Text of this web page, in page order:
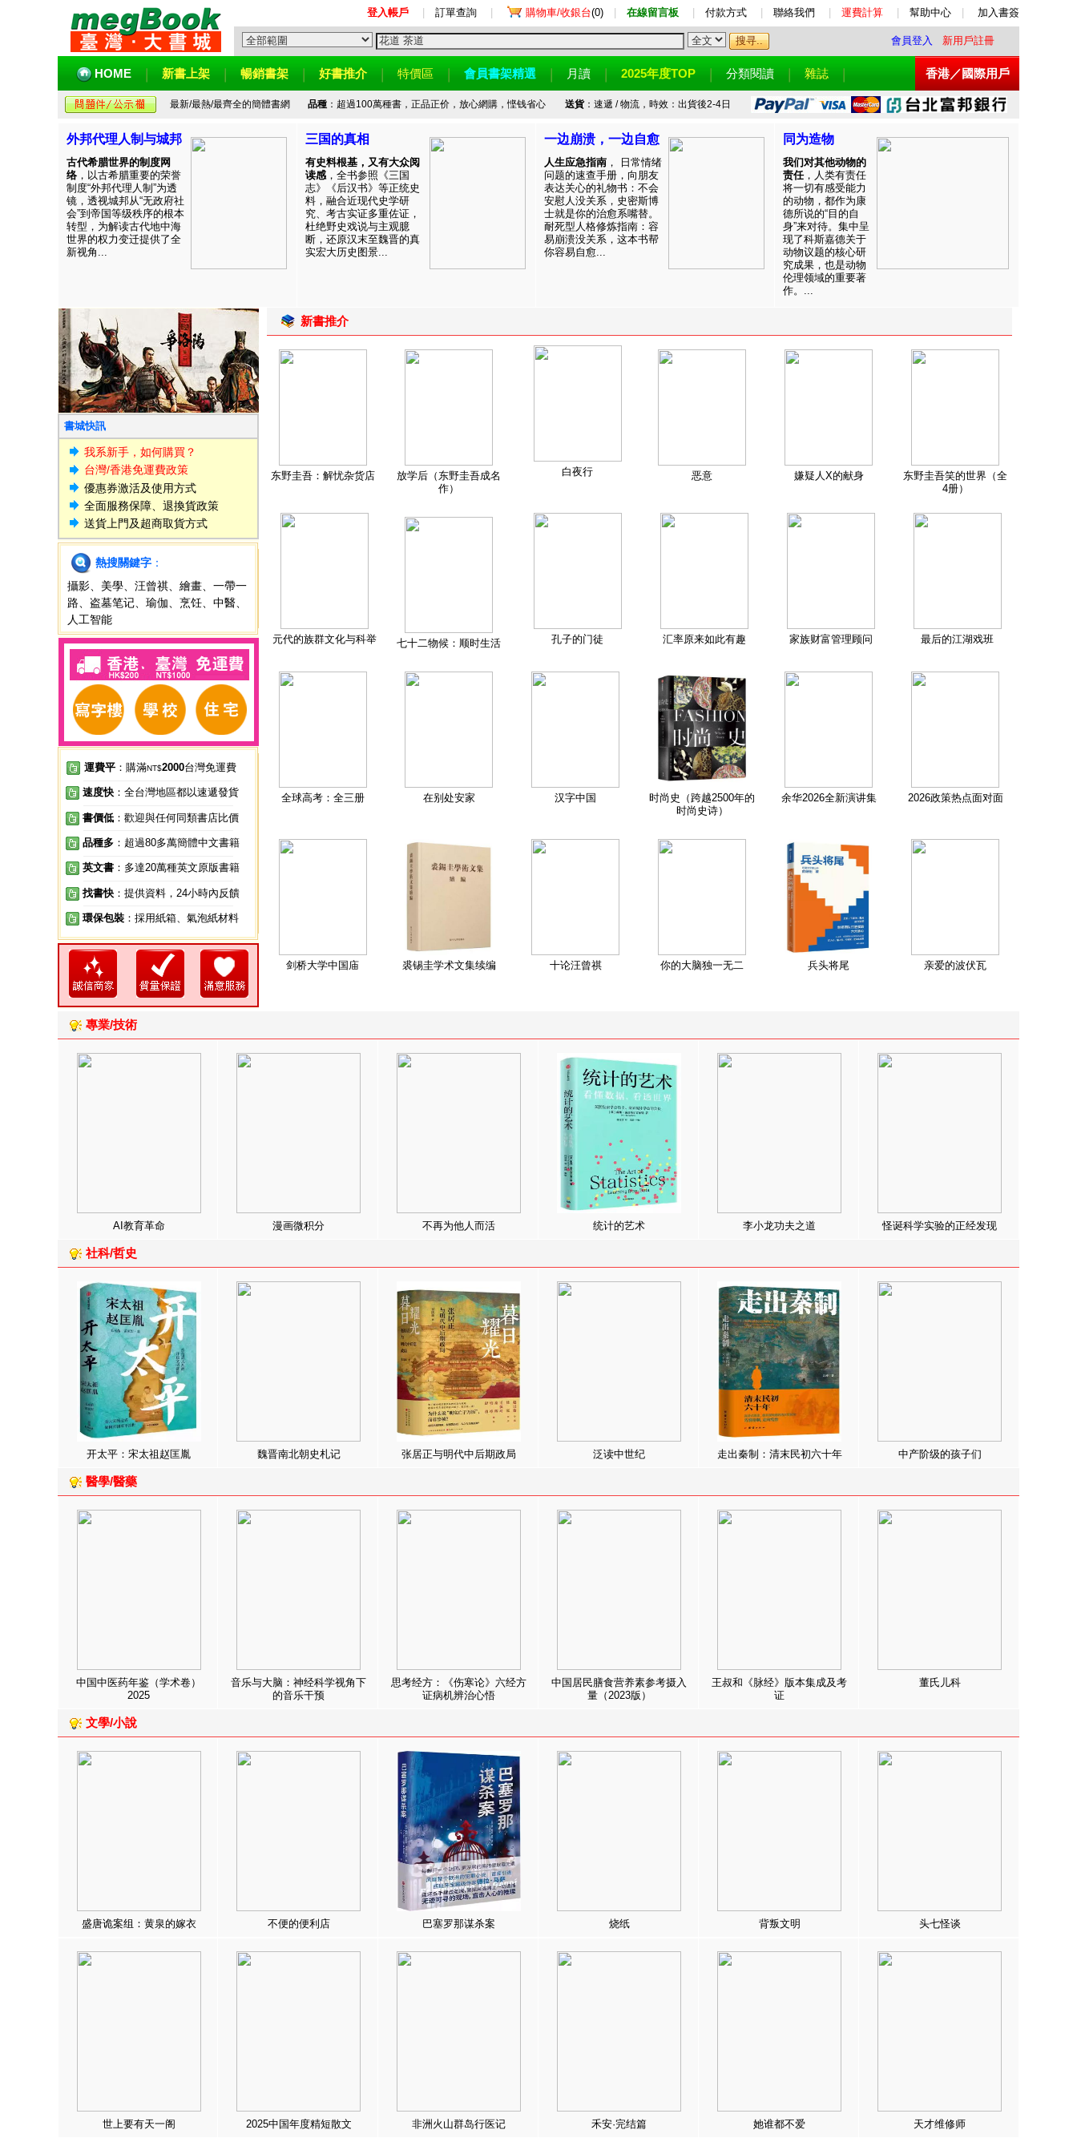
登入帳戶 訂單查詢 購物車/收銀台(0) 在線留言板 付款方式 聯絡我們 運費計算 幫助中心 加入書簽
會員登入 新用戶註冊
HOME 新書上架 暢銷書架 好書推介 特價區 會員書架精選 月讀 2025年度TOP 分類閱讀 雜誌 香港／國際用戶
最新/最熱/最齊全的簡體書網 品種：超過100萬種書，正品正价，放心網購，悭钱省心 送貨：速遞 / 物流，時效：出貨後2-4日
外邦代理人制与城邦
古代希腊世界的制度网
络 ，以古希腊重要的荣誉
制度“外邦代理人制”为透
镜，透视城邦从“无政府社
会”到帝国等级秩序的根本
转型，为解读古代地中海
世界的权力变迁提供了全
新视角...
三国的真相
有史料根基，又有大众阅
读感 ，全书参照《三国
志》《后汉书》等正统史
料，融合近现代史学研
究、考古实证多重佐证，
杜绝野史戏说与主观臆
断，还原汉末至魏晋的真
实宏大历史图景...
一边崩溃，一边自愈
人生应急指南 ， 日常情绪
问题的速查手册，向朋友
表达关心的礼物书：不会
安慰人没关系，史密斯博
士就是你的治愈系嘴替。
耐死型人格修炼指南：容
易崩溃没关系，这本书帮
你容易自愈...
同为造物
我们对其他动物的
责任，人类有责任
将一切有感受能力
的动物，都作为康
德所说的“目的自
身”来对待。集中呈
现了科斯嘉德关于
动物议题的核心研
究成果，也是动物
伦理领域的重要著
作。...
書城快訊
我系新手，如何購買？
台灣/香港免運費政策
優惠券激活及使用方式
全面服務保障、退換貨政策
送貨上門及超商取貨方式
熱搜關鍵字 ：
攝影
美學 汪曾祺 繪畫
一帶一
路
盗墓笔记 瑜伽 烹饪 中醫
人工智能
運費平 ：購滿NT$2000台灣免運費
速度快 ：全台灣地區都以速遞發貨
書價低 ：歡迎與任何同類書店比價
品種多 ：超過80多萬簡體中文書籍
英文書 ：多達20萬種英文原版書籍
找書快 ：提供資料，24小時內反饋
環保包裝 ：採用紙箱、氣泡紙材料
新書推介
东野圭吾：解忧杂货店
放学后（东野圭吾成名
作）
白夜行 恶意 嫌疑人X的献身
东野圭吾笑的世界（全
4册）
元代的族群文化与科举 七十二物候：顺时生活 孔子的门徒 汇率原来如此有趣 家族财富管理顾问 最后的江湖戏班
全球高考：全三册 在别处安家 汉字中国
时尚史（跨越2500年的
时尚史诗）
余华2026全新演讲集 2026政策热点面对面
剑桥大学中国庙 裘锡圭学术文集续编 十论汪曾祺 你的大脑独一无二 兵头将尾 亲爱的波伏瓦
專業/技術
AI教育革命 漫画微积分 不再为他人而活 统计的艺术 李小龙功夫之道 怪诞科学实验的正经发现
社科/哲史
开太平：宋太祖赵匡胤 魏晋南北朝史札记 张居正与明代中后期政局 泛读中世纪 走出秦制：清末民初六十年 中产阶级的孩子们
醫學/醫藥
中国中医药年鉴（学术卷）
2025
音乐与大脑：神经科学视角下
的音乐干预
思考经方：《伤寒论》六经方
证病机辨治心悟
中国居民膳食营养素参考摄入
量（2023版）
王叔和《脉经》版本集成及考
证
董氏儿科
文學/小說
盛唐诡案组：黄泉的嫁衣 不便的便利店 巴塞罗那谋杀案 烧纸 背叛文明 头七怪谈
世上要有天一阁 2025中国年度精短散文 非洲火山群岛行医记 禾安·完结篇 她谁都不爱 天才维修师